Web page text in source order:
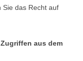
Sie das Recht auf
aus dem